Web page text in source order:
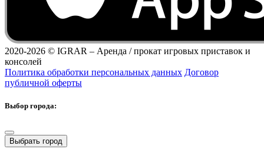
2020-2026 © IGRAR – Аренда / прокат игровых приставок и
консолей
Политика обработки персональных данных Договор
публичной оферты
Выбор города:
Выбрать город